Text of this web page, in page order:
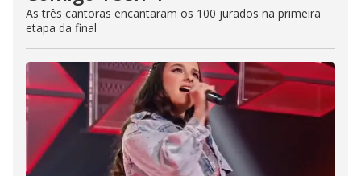
As três cantoras encantaram os 100 jurados na primeira
etapa da final